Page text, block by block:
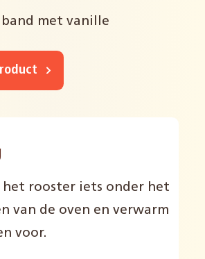
met vanille
het rooster iets onder het
van de oven en verwarm
voor.